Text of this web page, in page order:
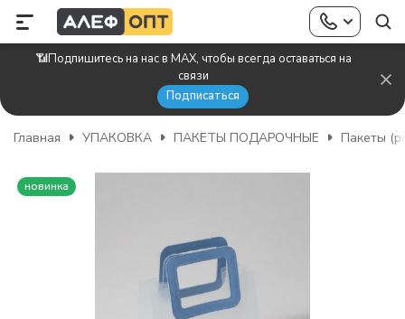
📶Подпишитесь на нас в MAX, чтобы всегда оставаться на
связи
Подписаться
Главная УПАКОВКА ПАКЕТЫ ПОДАРОЧНЫЕ Пакеты
новинка